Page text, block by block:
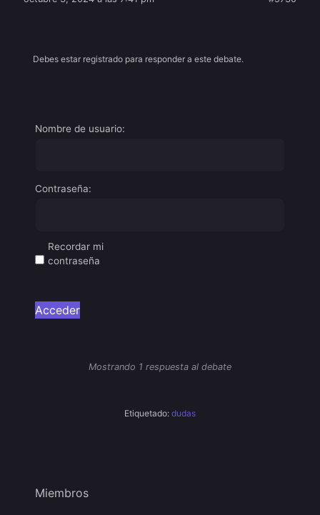
Etiquetado: dudas
Mostrando 1 respuesta al debate
Debes estar registrado para responder a este debate.
Nombre de usuario:
Contraseña:
Recordar mi
contraseña
Acceder
Miembros